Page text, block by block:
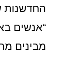
החדשנות
“אנשים
מבינים